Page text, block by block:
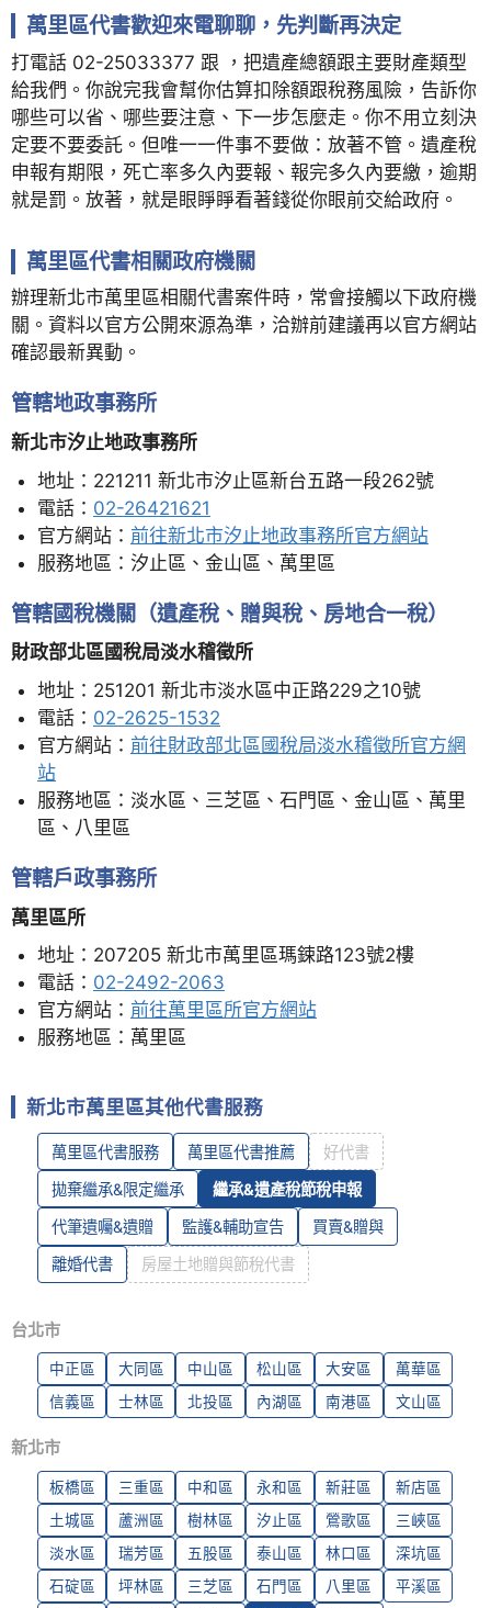
萬里區代書歡迎來電聊聊，先判斷再決定
打電話 02-25033377 跟 ，把遺產總額跟主要財產類型
給我們。你說完我會幫你估算扣除額跟稅務風險，告訴你
哪些可以省、哪些要注意、下一步怎麼走。你不用立刻決
定要不要委託。但唯一一件事不要做：放著不管。遺產稅
申報有期限，死亡率多久內要報、報完多久內要繳，逾期
就是罰。放著，就是眼睜睜看著錢從你眼前交給政府。
萬里區代書相關政府機關
辦理新北市萬里區相關代書案件時，常會接觸以下政府機
關。資料以官方公開來源為準，洽辦前建議再以官方網站
確認最新異動。
管轄地政事務所
新北市汐止地政事務所
地址：221211 新北市汐止區新台五路一段262號
電話： 02-26421621
官方網站： 前往新北市汐止地政事務所官方網站
服務地區：汐止區、金山區、萬里區
管轄國稅機關（遺產稅、贈與稅、房地合一稅）
財政部北區國稅局淡水稽徵所
地址：251201 新北市淡水區中正路229之10號
電話： 02-2625-1532
官方網站： 前往財政部北區國稅局淡水稽徵所官方網
站
服務地區：淡水區、三芝區、石門區、金山區、萬里
區、八里區
管轄戶政事務所
萬里區所
地址：207205 新北市萬里區瑪鋉路123號2樓
電話： 02-2492-2063
官方網站： 前往萬里區所官方網站
服務地區：萬里區
新北市萬里區其他代書服務
萬里區代書服務 萬里區代書推薦 好代書
拋棄繼承&限定繼承 繼承&遺產稅節稅申報
代筆遺囑&遺贈 監護&輔助宣告 買賣&贈與
離婚代書 房屋土地贈與節稅代書
台北市
中正區 大同區 中山區 松山區 大安區
萬華區
信義區
士林區 北投區 內湖區 南港區 文山區
新北市
板橋區 三重區 中和區 永和區 新莊區
新店區
土城區
蘆洲區 樹林區 汐止區 鶯歌區
三峽區
淡水區
瑞芳區 五股區 泰山區 林口區
深坑區
石碇區
坪林區 三芝區 石門區 八里區
平溪區